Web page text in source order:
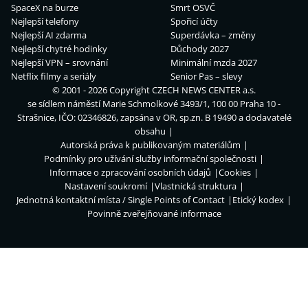
SpaceX na burze
Nejlepší telefony
Nejlepší AI zdarma
Nejlepší chytré hodinky
Nejlepší VPN – srovnání
Netflix filmy a seriály
Smrt OSVČ
Spořicí účty
Superdávka – změny
Důchody 2027
Minimální mzda 2027
Senior Pas – slevy
© 2001 - 2026 CopyrightCZECH NEWS CENTER a.s.
se sídlem náměstí Marie Schmolkové 3493/1, 100 00 Praha 10 -
Strašnice, IČO: 02346826, zapsána v OR, sp.zn. B 19490 a dodavatelé
obsahu
Autorská práva k publikovaným materiálům
Podmínky pro užívání služby informační společnosti
Informace o zpracování osobních údajů
Cookies
Nastavení soukromí
Vlastnická struktura
Jednotná kontaktní místa / Single Points of Contact
Etický kodex
Povinně zveřejňované informace